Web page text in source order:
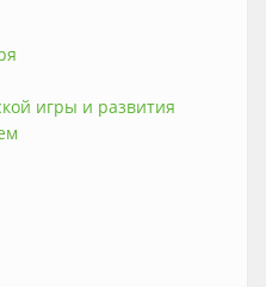
игры и развития